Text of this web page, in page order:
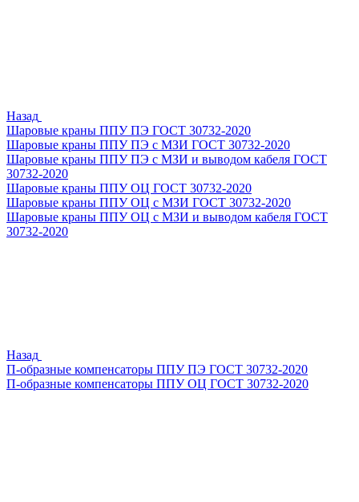
Назад
Шаровые краны ППУ ПЭ ГОСТ 30732-2020
Шаровые краны ППУ ПЭ с МЗИ ГОСТ 30732-2020
Шаровые краны ППУ ПЭ с МЗИ и выводом кабеля ГОСТ
30732-2020
Шаровые краны ППУ ОЦ ГОСТ 30732-2020
Шаровые краны ППУ ОЦ с МЗИ ГОСТ 30732-2020
Шаровые краны ППУ ОЦ с МЗИ и выводом кабеля ГОСТ
30732-2020
Назад
П-образные компенсаторы ППУ ПЭ ГОСТ 30732-2020
П-образные компенсаторы ППУ ОЦ ГОСТ 30732-2020